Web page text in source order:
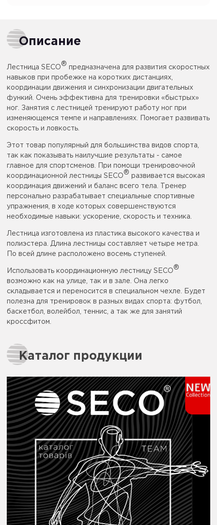
Описание
Лестница SECO
®
предназначена для развития скоростных
навыков при пробежке на коротких дистанциях,
координации движения и синхронизации двигательных
функий. Очень эффективна для тренировки «быстрых»
ног. Занятия с лестницей тренируют работу ног при
изменяющемся темпе и направлениях. Помогает развивать
скорость и ловкость.
Этот товар популярный для большинства видов спорта,
так как показывать наилучшие результаты - самое
главное для спортсменов. При помощи тренировочной
координационной лестницы SECO
®
развивается высокая
координация движений и баланс всего тела. Тренер
персонально разрабатывает специальные спортивные
упражнения, в ходе которых совершенствуются
необходимые навыки: ускорение, скорость и техника.
Лестница изготовлена из пластика высокого качества и
полиэстера. Длина лестницы составляет четыре метра.
По всей длине расположено восемь ступеней.
Использовать координационную лестницу SECO
®
возможно как на улице, так и в зале. Она легко
складывается и переносится в специальном чехле. Будет
полезна для тренировок в разных видах спорта: футбол,
баскетбол, волейбол, теннис, а так же для занятий
кроссфитом.
Каталог продукции